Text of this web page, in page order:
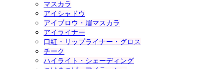
マスカラ
アイシャドウ
アイブロウ・眉マスカラ
アイライナー
口紅・リップライナー・グロス
チーク
ハイライト・シェーディング